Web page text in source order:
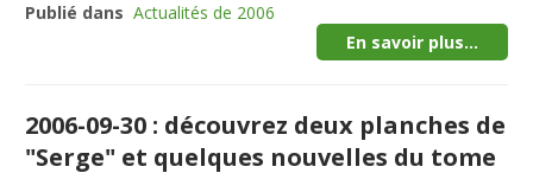
Publié dans Actualités de 2006
En savoir plus...
2006-09-30 : découvrez deux planches de
"Serge" et quelques nouvelles du tome